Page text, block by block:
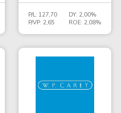
P/L: 127,70
P/VP: 2,65
DY: 2,00%
ROE: 2,08%